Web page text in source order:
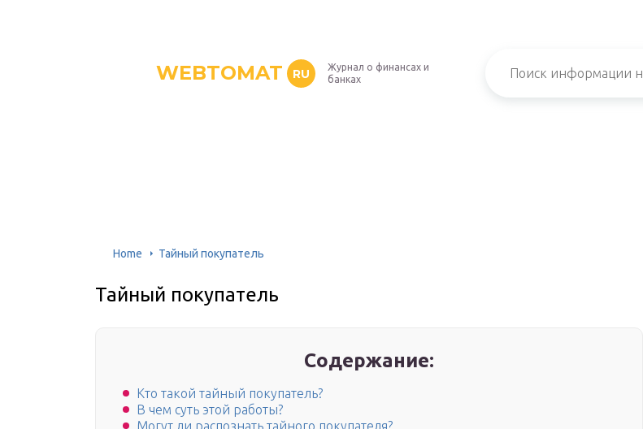
WEBTOMAT RU
Журнал о финансах и
банках
Home Тайный покупатель
Тайный покупатель
Содержание:
Кто такой тайный покупатель?
В чем суть этой работы?
Могут ли распознать тайного покупателя?